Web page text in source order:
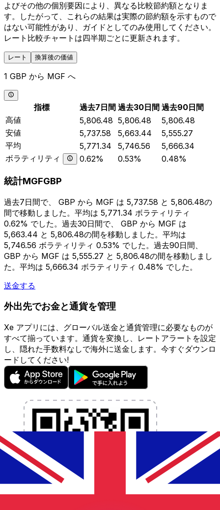
よびその他の個別要因により、異なる比較節約額となりま
す。したがって、これらの結果は実際の節約額を示すもので
はない可能性があり、ガイドとしてのみ使用してください。
レート比較チャートは四半期ごとに更新されます。
レート 換算後の価値
1 GBP から MGF へ
指標 過去7日間 過去30日間 過去90日間
高値
5,806.48 5,806.48
5,806.48
安値
5,737.58 5,663.44
5,555.27
平均
5,771.34 5,746.56
5,666.34
ボラティリティ
0.62% 0.53% 0.48%
統計MGFGBP
過去7日間で、 GBP から MGF は 5,737.58 と 5,806.48の
間で移動しました。平均は 5,771.34 ボラティリティ
0.62% でした。過去30日間で、 GBP から MGF は
5,663.44 と 5,806.48の間を移動しました。平均は
5,746.56 ボラティリティ 0.53% でした。過去90日間、
GBP から MGF は 5,555.27 と 5,806.48の間を移動しまし
た。平均は 5,666.34 ボラティリティ 0.48% でした。
送金する
外出先でお金と通貨を管理
Xe アプリには、グローバル送金と通貨管理に必要なものが
すべて揃っています。通貨を変換し、レートアラートを設定
し、隠れた手数料なしで海外に送金します。今すぐダウンロ
ードしてください!